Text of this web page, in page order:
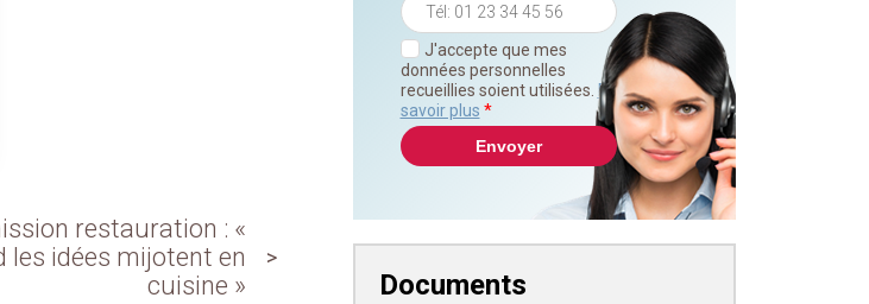
restauration : «
les idées mijotent en
cuisine »
J'accepte que mes
données personnelles
recueillies soient utilisées. En
savoir plus *
Documents